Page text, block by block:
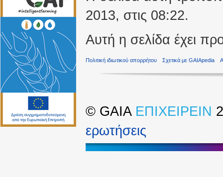
2013, στις 08:22.
Αυτή η σελίδα έχει
Πολιτική ιδιωτικού απορρήτου Σχετικά με GAIApedia
© GAIA ΕΠΙΧΕΙΡΕΙΝ
ερωτήσεις